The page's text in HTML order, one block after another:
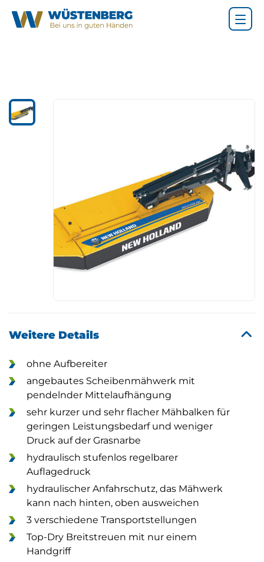
Weitere Details
ohne Aufbereiter
angebautes Scheibenmähwerk mit
pendelnder Mittelaufhängung
sehr kurzer und sehr flacher Mähbalken für
geringen Leistungsbedarf und weniger
Druck auf der Grasnarbe
hydraulisch stufenlos regelbarer
Auflagedruck
hydraulischer Anfahrschutz, das Mähwerk
kann nach hinten, oben ausweichen
3 verschiedene Transportstellungen
Top-Dry Breitstreuen mit nur einem
Handgriff